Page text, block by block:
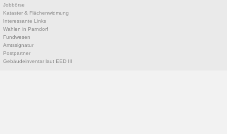
Jobbörse
Kataster & Flächenwidmung
Interessante Links
Wahlen in Parndorf
Fundwesen
Amtssignatur
Postpartner
Gebäudeinventar laut EED III